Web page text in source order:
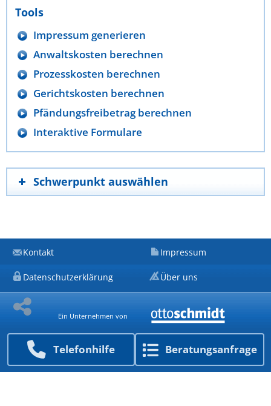
Telefon­hilfe Beratungs­anfrage
Tools
Impressum generieren
Anwaltskosten berechnen
Prozesskosten berechnen
Gerichtskosten berechnen
Pfändungsfreibetrag berechnen
Interaktive Formulare
Schwerpunkt auswählen
Kontakt Impressum
Datenschutzerklärung Über uns
Ein Unternehmen von